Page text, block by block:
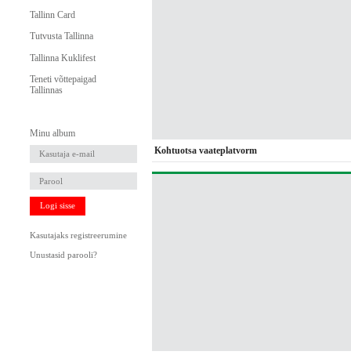
Tallinn Card
Tutvusta Tallinna
Tallinna Kuklifest
Teneti võttepaigad
Tallinnas
Minu album
Logi sisse
Kasutajaks registreerumine
Unustasid parooli?
Kohtuotsa vaateplatvorm